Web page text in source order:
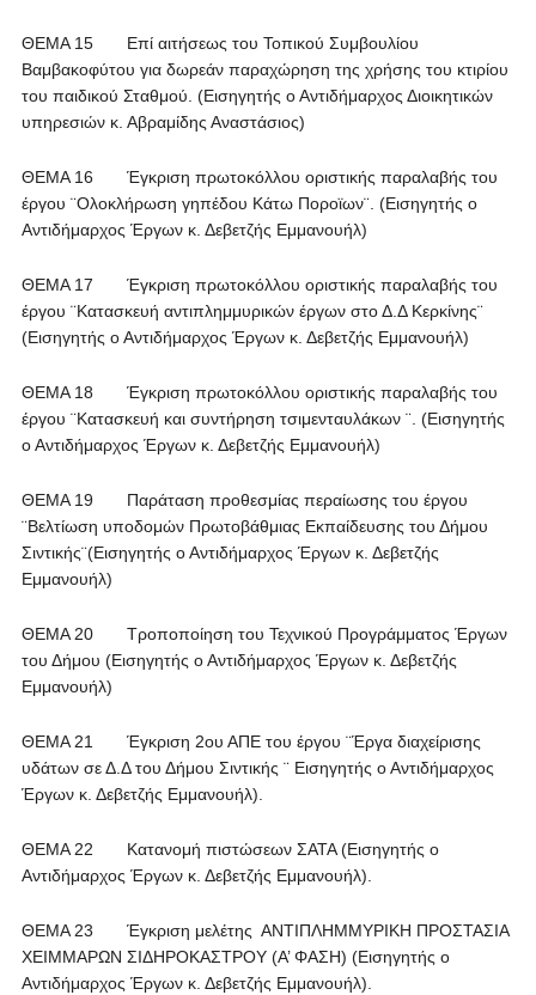
ΘΕΜΑ 15 Επί αιτήσεως του Τοπικού Συμβουλίου
Βαμβακοφύτου για δωρεάν παραχώρηση της χρήσης του κτιρίου
του παιδικού Σταθμού. (Εισηγητής ο Αντιδήμαρχος Διοικητικών
υπηρεσιών κ. Αβραμίδης Αναστάσιος)
ΘΕΜΑ 16 Έγκριση πρωτοκόλλου οριστικής παραλαβής του
έργου ¨Ολοκλήρωση γηπέδου Κάτω Ποροϊων¨. (Εισηγητής ο
Αντιδήμαρχος Έργων κ. Δεβετζής Εμμανουήλ)
ΘΕΜΑ 17 Έγκριση πρωτοκόλλου οριστικής παραλαβής του
έργου ¨Κατασκευή αντιπλημμυρικών έργων στο Δ.Δ Κερκίνης¨
(Εισηγητής ο Αντιδήμαρχος Έργων κ. Δεβετζής Εμμανουήλ)
ΘΕΜΑ 18 Έγκριση πρωτοκόλλου οριστικής παραλαβής του
έργου ¨Κατασκευή και συντήρηση τσιμενταυλάκων ¨. (Εισηγητής
ο Αντιδήμαρχος Έργων κ. Δεβετζής Εμμανουήλ)
ΘΕΜΑ 19 Παράταση προθεσμίας περαίωσης του έργου
¨Βελτίωση υποδομών Πρωτοβάθμιας Εκπαίδευσης του Δήμου
Σιντικής¨(Εισηγητής ο Αντιδήμαρχος Έργων κ. Δεβετζής
Εμμανουήλ)
ΘΕΜΑ 20 Τροποποίηση του Τεχνικού Προγράμματος Έργων
του Δήμου (Εισηγητής ο Αντιδήμαρχος Έργων κ. Δεβετζής
Εμμανουήλ)
ΘΕΜΑ 21 Έγκριση 2ου ΑΠΕ του έργου ¨Έργα διαχείρισης
υδάτων σε Δ.Δ του Δήμου Σιντικής ¨ Εισηγητής ο Αντιδήμαρχος
Έργων κ. Δεβετζής Εμμανουήλ).
ΘΕΜΑ 22 Κατανομή πιστώσεων ΣΑΤΑ (Εισηγητής ο
Αντιδήμαρχος Έργων κ. Δεβετζής Εμμανουήλ).
ΘΕΜΑ 23 Έγκριση μελέτης ΑΝΤΙΠΛΗΜΜΥΡΙΚΗ ΠΡΟΣΤΑΣΙΑ
ΧΕΙΜΜΑΡΩΝ ΣΙΔΗΡΟΚΑΣΤΡΟΥ (Α’ ΦΑΣΗ) (Εισηγητής ο
Αντιδήμαρχος Έργων κ. Δεβετζής Εμμανουήλ).